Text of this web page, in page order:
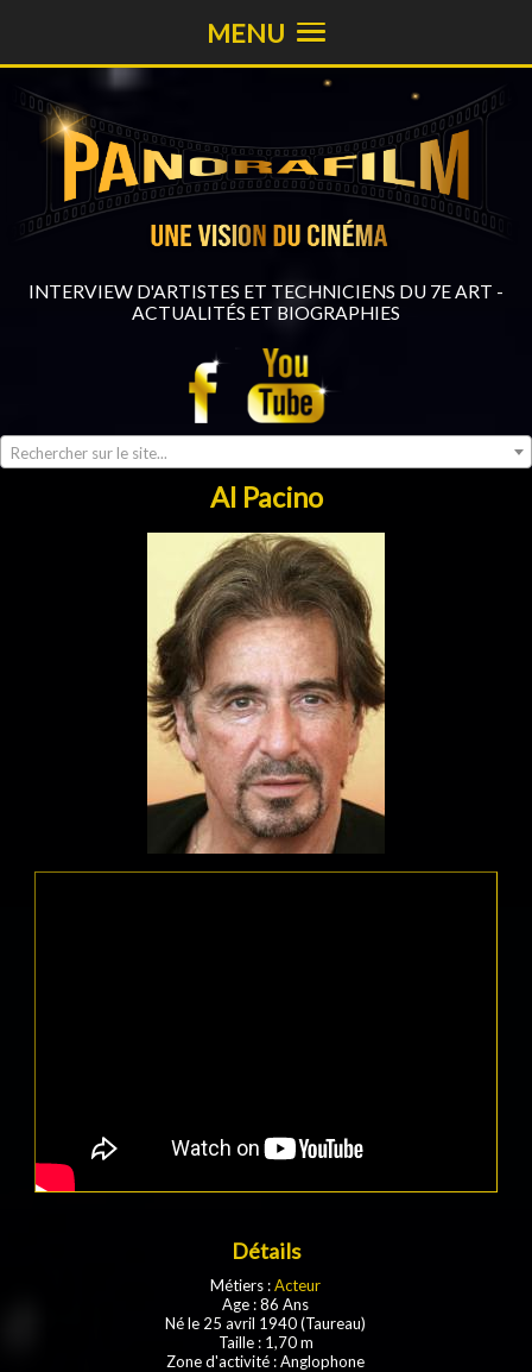
INTERVIEW D'ARTISTES ET TECHNICIENS DU 7E ART -
ACTUALITÉS ET BIOGRAPHIES
Rechercher sur le site...
MENU
Al Pacino
Détails
Métiers :Acteur
Age : 86 Ans
Né le 25 avril 1940 (Taureau)
Taille : 1,70 m
Zone d'activité : Anglophone